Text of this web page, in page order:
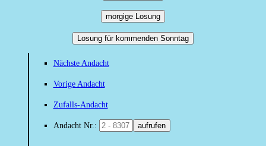
morgige Losung
Losung für kommenden Sonntag
Nächste Andacht
Vorige Andacht
Zufalls-Andacht
Andacht Nr.: aufrufen